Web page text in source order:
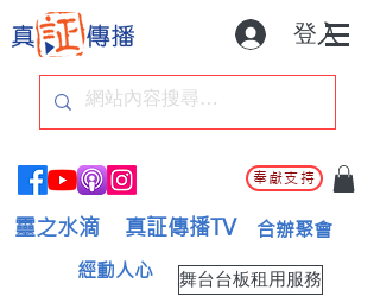
登入
奉獻支持
靈之水滴 真証傳播TV 合辦聚會
舞台台板租用服務
經動人心